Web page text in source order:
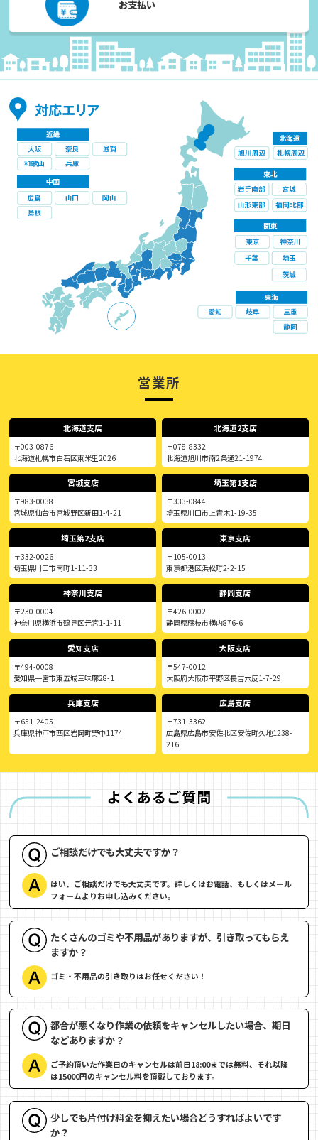
お支払い
営業所
北海道支店
〒003-0876
北海道札幌市白石区東米里2026
北海道2支店
〒078-8332
北海道旭川市南2条通21-1974
宮城支店
〒983-0038
宮城県仙台市宮城野区新田1-4-21
埼玉第1支店
〒333-0844
埼玉県川口市上青木1-19-35
埼玉第2支店
〒332-0026
埼玉県川口市南町1-11-33
東京支店
〒105-0013
東京都港区浜松町2-2-15
神奈川支店
〒230-0004
神奈川県横浜市鶴見区元宮1-1-11
静岡支店
〒426-0002
静岡県藤枝市横内876-6
愛知支店
〒494-0008
愛知県一宮市東五城三味廓28-1
大阪支店
〒547-0012
大阪府大阪市平野区長吉六反1-7-29
兵庫支店
〒651-2405
兵庫県神戸市西区岩岡町野中1174
広島支店
〒731-3362
広島県広島市安佐北区安佐町久地1238-
216
ご相談だけでも大丈夫ですか？
はい、ご相談だけでも大丈夫です。詳しくはお電話、もしくはメール
フォームよりお申し込みください。
たくさんのゴミや不用品がありますが、引き取ってもらえ
ますか？
ゴミ・不用品の引き取りはお任せください！
都合が悪くなり作業の依頼をキャンセルしたい場合、期日
などありますか？
ご予約頂いた作業日のキャンセルは前日18:00までは無料、それ以降
は15000円のキャンセル料を頂戴しております。
少しでも片付け料金を抑えたい場合どうすればよいです
か？